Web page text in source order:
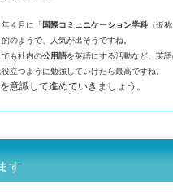
４月に「 国際コミュニケーション学科 （仮
のようで、人気が出そうですね。
でも社内の公用語を英語にする活動など、英
立つように勉強していけたら最高ですね。
意識して進めていきましょう。
す